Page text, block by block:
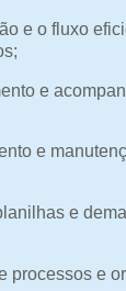
e o fluxo
e
e
e
processos e